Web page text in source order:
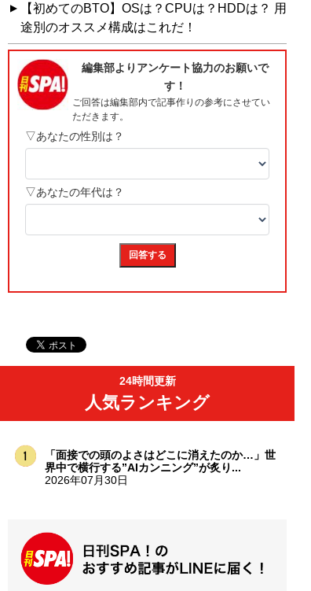
【初めてのBTO】OSは？CPUは？HDDは？ 用
途別のオススメ構成はこれだ！
24時間更新
人気ランキング
「面接での頭のよさはどこに消えたのか…」世
界中で横行する”AIカンニング”が炙り...
2026年07月30日